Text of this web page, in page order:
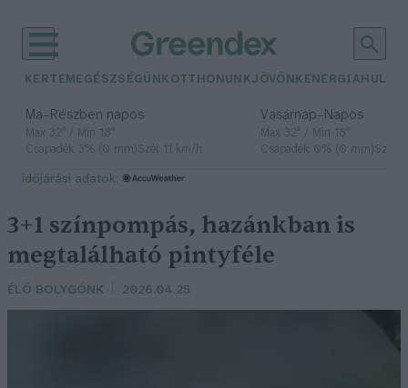
KERTEM EGÉSZSÉGÜNK OTTHONUNKJÖVŐNK ENERGIA
Ma– Részben napos
Max 32° / Min 18°
Csapadék: 3% (0 mm)Szél: 11 km/h
Vasárnap– Napos
Max 32° / Min 18°
Csapadék: 0% (0 mm)Szél:
időjárási adatok:
3+1 színpompás, hazánkban is
megtalálható pintyféle
ÉLŐ BOLYGÓNK 2026.04.25